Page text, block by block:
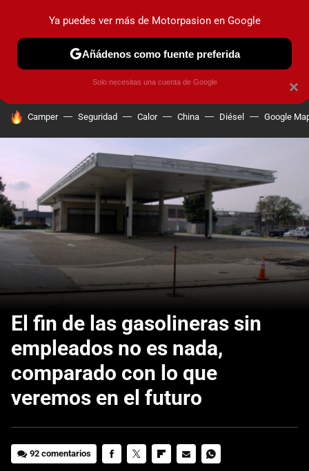
PRUEBAS COCHES ELÉCTRICOS OBSERVATORIO
HOY SE HABLA DE
Camper Seguridad Calor China Diésel Google
El fin de las gasolineras sin
empleados no es nada,
comparado con lo que
veremos en el futuro
92 comentarios
×
Ya puedes ver más de Motorpasion en Google
Añádenos como fuente preferida
Solo necesitas una cuenta de Google